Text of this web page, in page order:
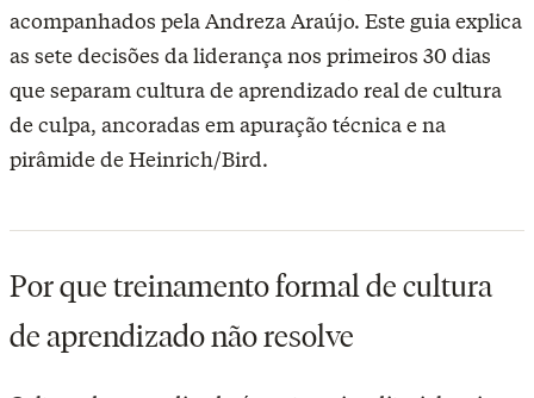
acompanhados pela Andreza Araújo. Este guia explica
as sete decisões da liderança nos primeiros 30 dias
que separam cultura de aprendizado real de cultura
de culpa, ancoradas em apuração técnica e na
pirâmide de Heinrich/Bird.
Por que treinamento formal de cultura
de aprendizado não resolve